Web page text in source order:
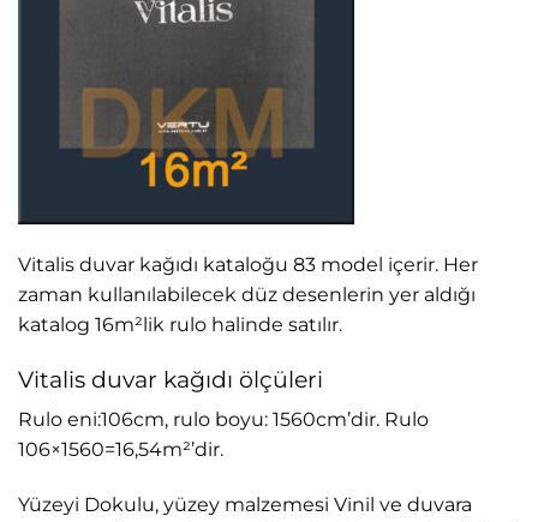
Vitalis duvar kağıdı kataloğu 83 model içerir. Her
zaman kullanılabilecek düz desenlerin yer aldığı
katalog 16m²lik rulo halinde satılır.
Vitalis duvar kağıdı ölçüleri
Rulo eni:106cm, rulo boyu: 1560cm’dir. Rulo
106×1560=16,54m²’dir.
Yüzeyi Dokulu, yüzey malzemesi Vinil ve duvara